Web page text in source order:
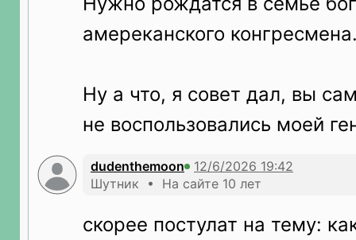
амереканского
Ну а что, я совет дал, вы
не воспользовались моей
dudenthemoon
Шутник • На сайте 10 лет
скорее постулат на тему: